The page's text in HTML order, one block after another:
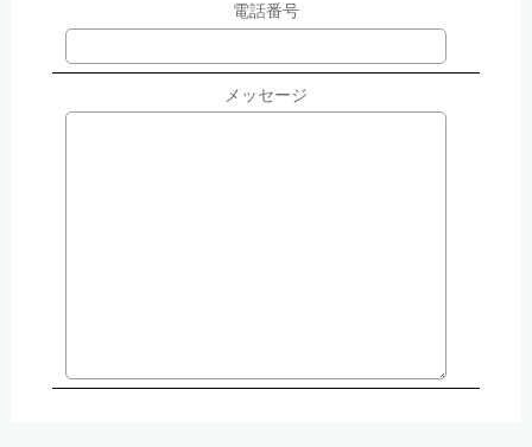
電話番号
メッセージ